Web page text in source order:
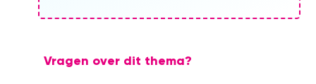
Vragen over dit thema?